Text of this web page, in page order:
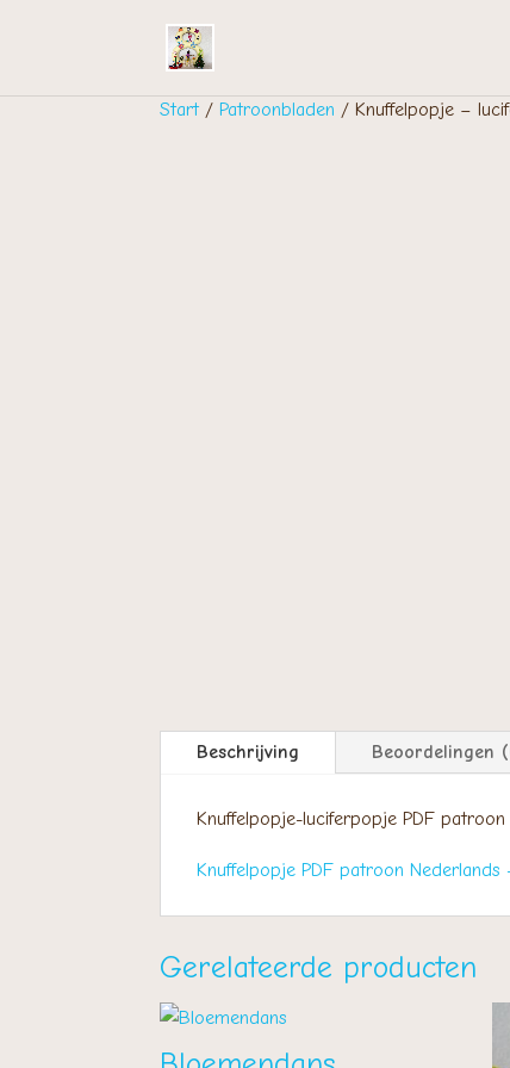
Start/ Patroonbladen / Knuffelpopje –
Beschrijving Beoordelingen
Knuffelpopje-luciferpopje PDF patroon
Knuffelpopje PDF patroon Nederlands
Gerelateerde producten